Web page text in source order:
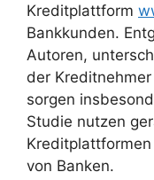
Kreditplattform
Bankkunden.
Autoren,
der
sorgen
Studie nutzen
von Banken.